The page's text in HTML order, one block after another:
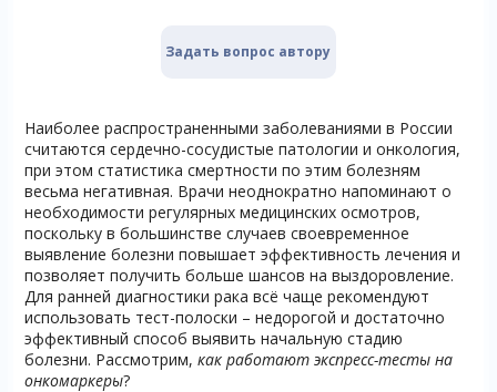
Задать вопрос автору
Наиболее распространенными заболеваниями в России
считаются сердечно-сосудистые патологии и онкология,
при этом статистика смертности по этим болезням
весьма негативная. Врачи неоднократно напоминают о
необходимости регулярных медицинских осмотров,
поскольку в большинстве случаев своевременное
выявление болезни повышает эффективность лечения и
позволяет получить больше шансов на выздоровление.
Для ранней диагностики рака всё чаще рекомендуют
использовать тест-полоски – недорогой и достаточно
эффективный способ выявить начальную стадию
болезни. Рассмотрим, как работают экспресс-тесты на
онкомаркеры?